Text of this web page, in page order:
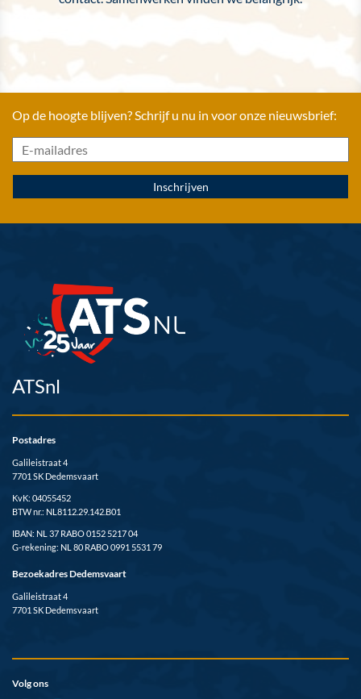
Op de hoogte blijven? Schrijf u nu in voor onze nieuwsbrief:
ATSnl
Postadres
Galileistraat 4
7701 SK Dedemsvaart
KvK: 04055452
BTW nr.: NL8112.29.142.B01
IBAN: NL 37 RABO 0152 5217 04
G-rekening: NL 80 RABO 0991 5531 79
Bezoekadres Dedemsvaart
Galileistraat 4
7701 SK Dedemsvaart
Volg ons